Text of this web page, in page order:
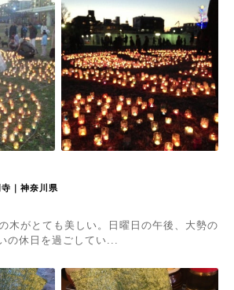
｜神奈川県
木がとても美しい。日曜日の午後、大勢の
の休日を過ごしてい...